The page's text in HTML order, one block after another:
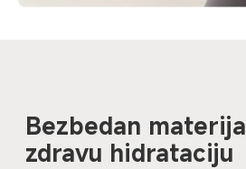
Bezbedan
zdravu hidrataciju